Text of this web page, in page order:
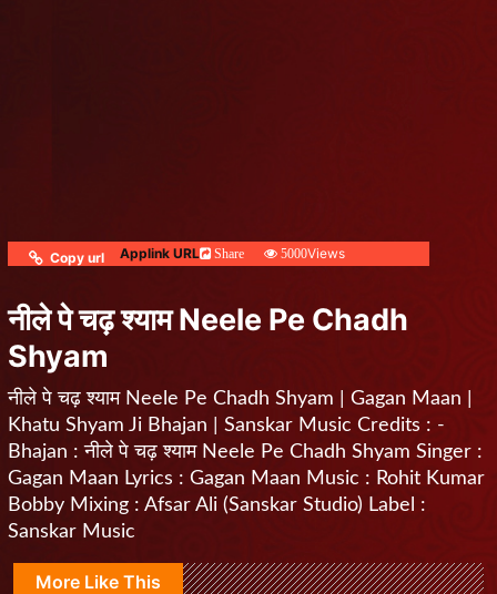
Copy url Applink URL Share 5000Views
नीले पे चढ़ श्याम Neele Pe Chadh
Shyam
नीले पे चढ़ श्याम Neele Pe Chadh Shyam | Gagan Maan |
Khatu Shyam Ji Bhajan | Sanskar Music Credits : -
Bhajan : नीले पे चढ़ श्याम Neele Pe Chadh Shyam Singer :
Gagan Maan Lyrics : Gagan Maan Music : Rohit Kumar
Bobby Mixing : Afsar Ali (Sanskar Studio) Label :
Sanskar Music
More Like This